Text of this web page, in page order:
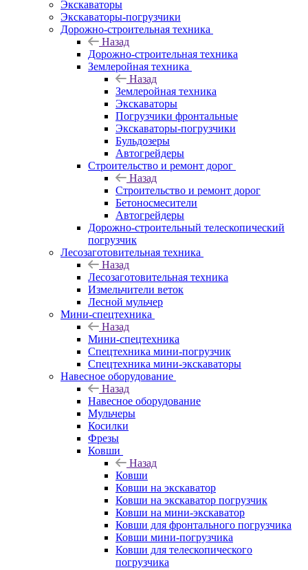
Экскаваторы
Экскаваторы-погрузчики
Дорожно-строительная техника
Назад
Дорожно-строительная техника
Землеройная техника
Назад
Землеройная техника
Экскаваторы
Погрузчики фронтальные
Экскаваторы-погрузчики
Бульдозеры
Автогрейдеры
Строительство и ремонт дорог
Назад
Строительство и ремонт дорог
Бетоносмесители
Автогрейдеры
Дорожно-строительный телескопический
погрузчик
Лесозаготовительная техника
Назад
Лесозаготовительная техника
Измельчители веток
Лесной мульчер
Мини-спецтехника
Назад
Мини-спецтехника
Спецтехника мини-погрузчик
Спецтехника мини-экскаваторы
Навесное оборудование
Назад
Навесное оборудование
Мульчеры
Косилки
Фрезы
Ковши
Назад
Ковши
Ковши на экскаватор
Ковши на экскаватор погрузчик
Ковши на мини-экскаватор
Ковши для фронтального погрузчика
Ковши мини-погрузчика
Ковши для телескопического
погрузчика